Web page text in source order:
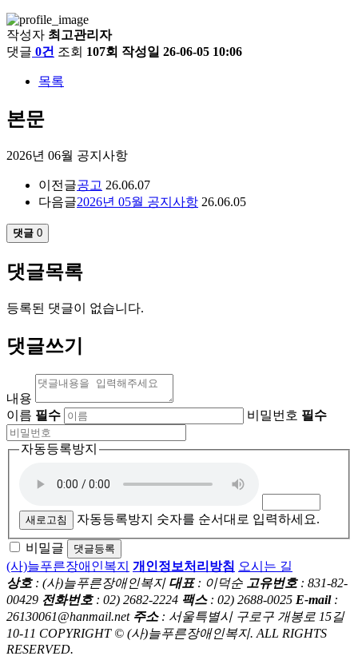
작성자 최고관리자
댓글 0건 조회 107회 작성일 26-06-05 10:06
목록
본문
2026년 06월 공지사항
이전글공고 26.06.07
다음글2026년 05월 공지사항 26.06.05
댓글 0
댓글목록
등록된 댓글이 없습니다.
댓글쓰기
내용
이름 필수 비밀번호 필수
자동등록방지
새로고침 자동등록방지 숫자를 순서대로 입력하세요.
비밀글 댓글등록
(사)늘푸른장애인복지 개인정보처리방침 오시는 길
상호: (사)늘푸른장애인복지 대표: 이덕순 고유번호: 831-82-
00429 전화번호: 02) 2682-2224 팩스: 02) 2688-0025 E-mail:
26130061@hanmail.net 주소: 서울특별시 구로구 개봉로 15길
10-11 COPYRIGHT © (사)늘푸른장애인복지. ALL RIGHTS
RESERVED.